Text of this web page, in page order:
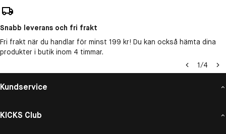
Snabb leverans och fri frakt
Fri frakt när du handlar för minst 199 kr! Du kan också hämta dina
produkter i butik inom 4 timmar.
1/4
Kundservice
KICKS Club